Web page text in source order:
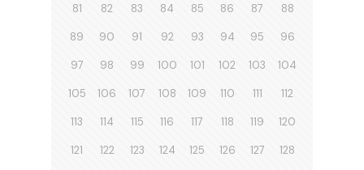
81 82 83 84 85 86 87 88
89 90 91 92 93 94 95 96
97 98 99 100 101 102 103 104
105 106 107 108 109 110 111 112
113 114 115 116 117 118 119 120
121 122 123 124 125 126 127 128